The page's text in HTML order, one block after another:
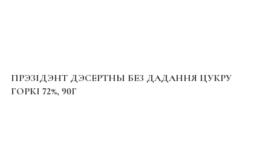
ПРЭЗІДЭНТ ДЭСЕРТНЫ БЕЗ ДАДАННЯ ЦУКРУ
ГОРКІ 72%, 90Г